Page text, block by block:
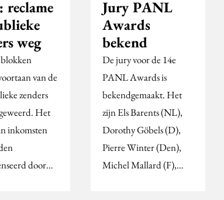
weg
van de
zenders
Het
inkomsten
door…
Jury PANL
Awards
bekend
De jury voor de 14e
PANL Awards is
bekendgemaakt. Het
zijn Els Barents (NL),
Dorothy Göbels (D),
Pierre Winter (Den),
Michel Mallard (F),…